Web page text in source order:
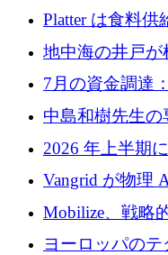
ルを調達、
月の資金調達
Platter は食料
Verb Ventures
地中海の井戸が
は空気から飲
7月の資金調達
の新興企業が
中島和樹先生
い評価を得てい
年を記念して
されました！
2026 年上半期
ノロジー企業
Vangrid が物理
ジェンス ネッ
万ドルのシー
Mobilize、戦略
信ソフトウェア
ヨーロッパの